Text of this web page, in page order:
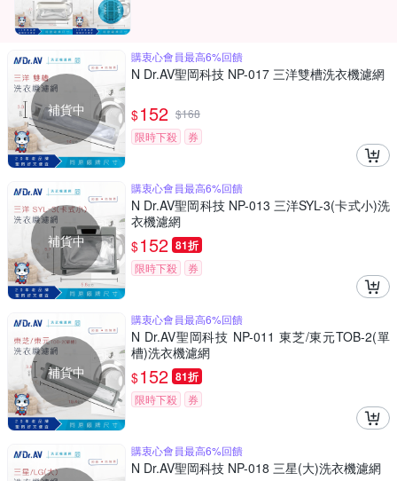
補貨中
購衷心會員最高6%回饋
N Dr.AV聖岡科技 NP-017 三洋雙槽洗衣機濾網
$152 $168
限時下殺
券
補貨中
購衷心會員最高6%回饋
N Dr.AV聖岡科技 NP-013 三洋SYL-3(卡式小)洗
衣機濾網
$152 81折
限時下殺 券
補貨中
購衷心會員最高6%回饋
N Dr.AV聖岡科技 NP-011 東芝/東元TOB-2(單
槽)洗衣機濾網
$152 81折
限時下殺 券
購衷心會員最高6%回饋
N Dr.AV聖岡科技 NP-018 三星(大)洗衣機濾網